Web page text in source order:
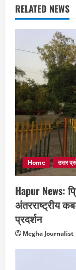
RELATED NEWS
Home उत्तर
Hapur News:
अंतरराष्ट्रीय
प्रदर्शन
Megha Journalist